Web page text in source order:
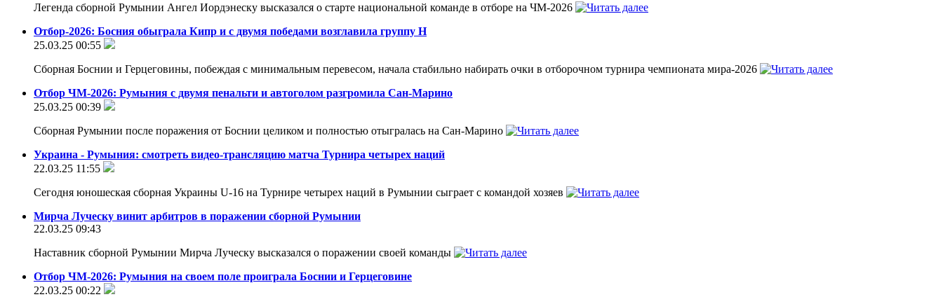
Легенда сборной Румынии Ангел Иордэнеску высказался о старте национальной команде в отборе на ЧМ-2026
Отбор-2026: Босния обыграла Кипр и с двумя победами возглавила группу Н
25.03.25 00:55
Сборная Боснии и Герцеговины, побеждая с минимальным перевесом, начала стабильно набирать очки в отборочном турнира чемпионата мира-2026
Отбор ЧМ-2026: Румыния с двумя пенальти и автоголом разгромила Сан-Марино
25.03.25 00:39
Сборная Румынии после поражения от Боснии целиком и полностью отыгралась на Сан-Марино
Украина - Румыния: смотреть видео-трансляцию матча Турнира четырех наций
22.03.25 11:55
Сегодня юношеская сборная Украины U-16 на Турнире четырех наций в Румынии сыграет с командой хозяев
Мирча Луческу винит арбитров в поражении сборной Румынии
22.03.25 09:43
Наставник сборной Румынии Мирча Луческу высказался о поражении своей команды
Отбор ЧМ-2026: Румыния на своем поле проиграла Боснии и Герцеговине
22.03.25 00:22